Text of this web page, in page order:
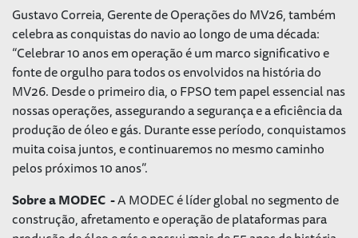
Gustavo Correia, Gerente de Operações do MV26, também
celebra as conquistas do navio ao longo de uma década:
“Celebrar 10 anos em operação é um marco significativo e
fonte de orgulho para todos os envolvidos na história do
MV26. Desde o primeiro dia, o FPSO tem papel essencial nas
nossas operações, assegurando a segurança e a eficiência da
produção de óleo e gás. Durante esse período, conquistamos
muita coisa juntos, e continuaremos no mesmo caminho
pelos próximos 10 anos”.
Sobre a MODEC -A MODEC é líder global no segmento de
construção, afretamento e operação de plataformas para